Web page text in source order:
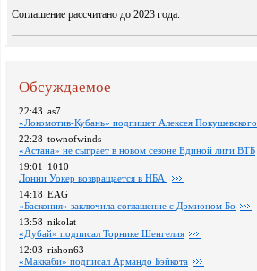
Соглашение рассчитано до 2023 года.
Обсуждаемое
22:43 as7
«Локомотив-Кубань» подпишет Алексея Покушевского
22:28 townofwinds
«Астана» не сыграет в новом сезоне Единой лиги ВТБ
19:01
1010
Лонни Уокер возвращается в НБА
14:18 EAG
«Баскония» заключила соглашение с Дэмионом Бо
13:58 nikolat
«Дубай» подписал Торнике Шенгелия
12:03 rishon63
«Маккаби» подписал Армандо Бэйкота